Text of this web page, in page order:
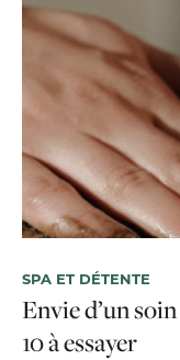
SPA ET DÉTENTE
Envie d’un
10 à essayer